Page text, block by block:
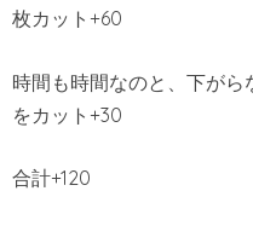
枚カット+60
時間も時間なのと、下がら
をカット+30
合計+120